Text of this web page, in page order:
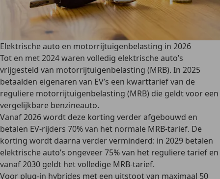
Elektrische auto en motorrijtuigenbelasting in 2026
Tot en met 2024 waren volledig elektrische auto’s
vrijgesteld van motorrijtuigenbelasting (MRB). In 2025
betaalden eigenaren van EV’s een kwarttarief van de
reguliere motorrijtuigenbelasting (MRB) die geldt voor een
vergelijkbare benzineauto.
Vanaf 2026 wordt deze korting verder afgebouwd en
betalen EV-rijders 70% van het normale MRB-tarief. De
korting wordt daarna verder verminderd: in 2029 betalen
elektrische auto’s ongeveer 75% van het reguliere tarief en
vanaf 2030 geldt het volledige MRB-tarief.
Voor plug-in hybrides met een uitstoot van maximaal 50